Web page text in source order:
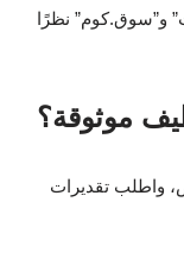
و”سوق.كوم” نظرًا
موثوقة؟
واطلب تقديرات